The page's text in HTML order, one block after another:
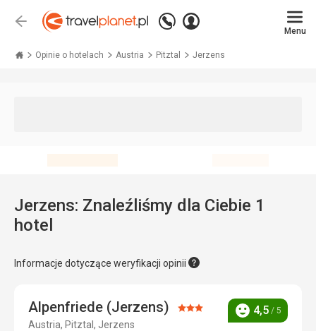
Wstecz
Zadzwoń
+48 71 771 76 55
Zaloguj
Menu
Opinie o hotelach Austria Pitztal Jerzens
Jerzens: Znaleźliśmy dla Ciebie 1
hotel
Informacje dotyczące weryfikacji opinii
Alpenfriede (Jerzens) Ocena:
Austria, Pitztal, Jerzens
Ocena
4,5 / 5